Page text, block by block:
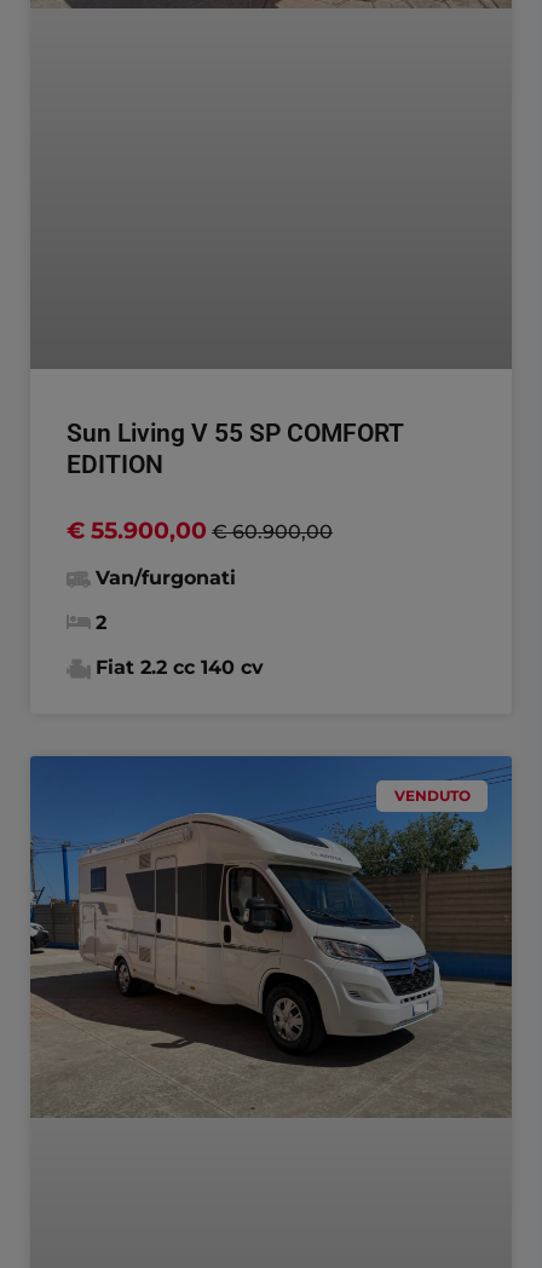
Sun Living V 55 SP COMFORT
EDITION
€ 55.900,00 € 60.900,00
Van/furgonati
2
Fiat 2.2 cc 140 cv
VENDUTO